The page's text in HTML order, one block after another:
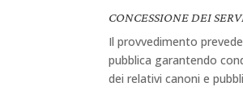
CONCESSIONE DEI
Il provvedimento
pubblica garantendo
dei relativi canoni e